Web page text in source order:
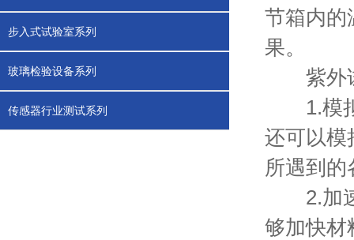
步入式试验室系列
玻璃检验设备系列
传感器行业测试系列
节箱内的
果。
紫外试
1.模拟
还可以模
所遇到的
2.加速
够加快材